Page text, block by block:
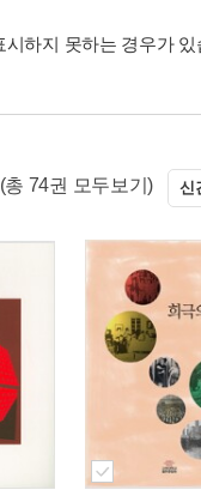
하지 못하는 경우가 있
(총 74권 모두보기) 신